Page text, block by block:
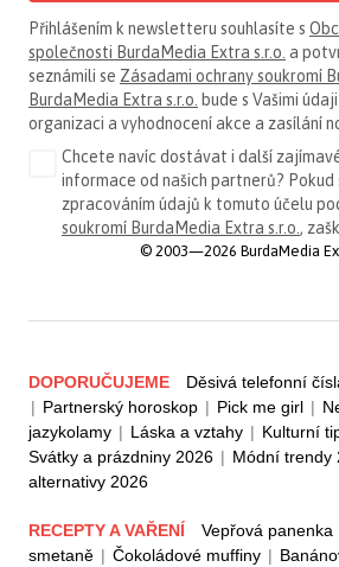
Přihlášením k newsletteru souhlasíte s
společnosti BurdaMedia Extra s.r.o. a
seznámili se Zásadami ochrany soukromí
BurdaMedia Extra s.r.o. bude s Vašimi
organizaci a vyhodnocení akce a zasílání
Chcete navíc dostávat i další
informace od našich partnerů? Pokud
zpracováním údajů k tomuto účelu
soukromí BurdaMedia Extra s.r.o.,
© 2003—2026 BurdaMedia
DOPORUČUJEME Děsivá telefonní
| Partnerský horoskop | Pick me girl |
jazykolamy | Láska a vztahy | Kulturní
Svátky a prázdniny 2026 | Módní trendy
alternativy 2026
RECEPTY A VAŘENÍ Vepřová panenka
smetaně | Čokoládové muffiny |